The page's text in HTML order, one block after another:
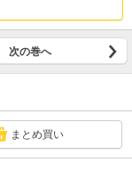
次の巻へ
まとめ買い